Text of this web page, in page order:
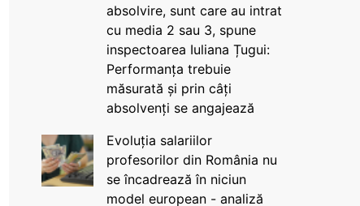
absolvire, sunt care au intrat
cu media 2 sau 3, spune
inspectoarea Iuliana Țugui:
Performanța trebuie
măsurată și prin câți
absolvenți se angajează
Evoluția salariilor
profesorilor din România nu
se încadrează în niciun
model european - analiză